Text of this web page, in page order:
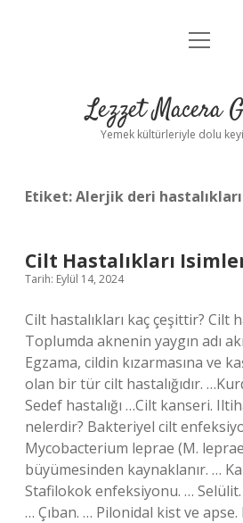
Anasayfa
Yasal Uyarı
menüyü
Lezzet Macera
Yemek kültürleriyle dolu
Etiket:Alerjik deri
Cilt Hastalıkları
Tarih: Eylül 14, 2024
Cilt hastalıkları kaç çeşittir? Cilt
Toplumda aknenin yaygın adı
Egzama, cildin kızarmasına ve
olan bir tür cilt hastalığıdır.
Sedef hastalığı …Cilt kanseri.
nelerdir? Bakteriyel cilt
Mycobacterium leprae (M.
büyümesinden kaynaklanır. …
Stafilokok enfeksiyonu. …
… Çıban. … Pilonidal kist ve